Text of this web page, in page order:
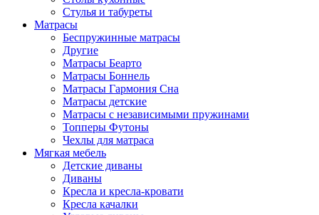
Стулья и табуреты
Матрасы
Беспружинные матрасы
Другие
Матрасы Беарто
Матрасы Боннель
Матрасы Гармония Сна
Матрасы детские
Матрасы с независимыми пружинами
Топперы Футоны
Чехлы для матраса
Мягкая мебель
Детские диваны
Диваны
Кресла и кресла-кровати
Кресла качалки